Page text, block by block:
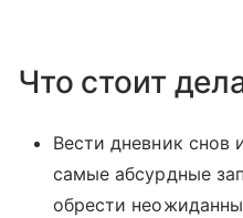
Что стоит
Вести дневник
самые абсурдные
обрести